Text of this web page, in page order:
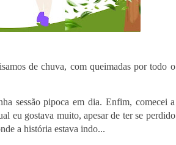
de chuva, com queimadas por todo o
sessão pipoca em dia. Enfim, comecei a
eu gostava muito, apesar de ter se perdido
a história estava indo...